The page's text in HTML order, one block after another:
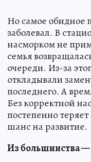
Но самое обидное
заболевал. В
насморком не
семья
очереди. Из-за
откладывали
последнего. А
Без корректной
постепенно
шанс на развитие.
Из большинства